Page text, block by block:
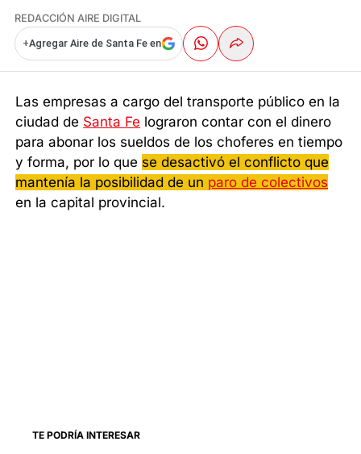
REDACCIÓN AIRE DIGITAL
+Agregar Aire de Santa Fe en
Las empresas a cargo del transporte público en la
ciudad de Santa Fe lograron contar con el dinero
para abonar los sueldos de los choferes en tiempo
y forma, por lo que se desactivó el conflicto que
mantenía la posibilidad de un paro de colectivos
en la capital provincial.
TE PODRÍA INTERESAR